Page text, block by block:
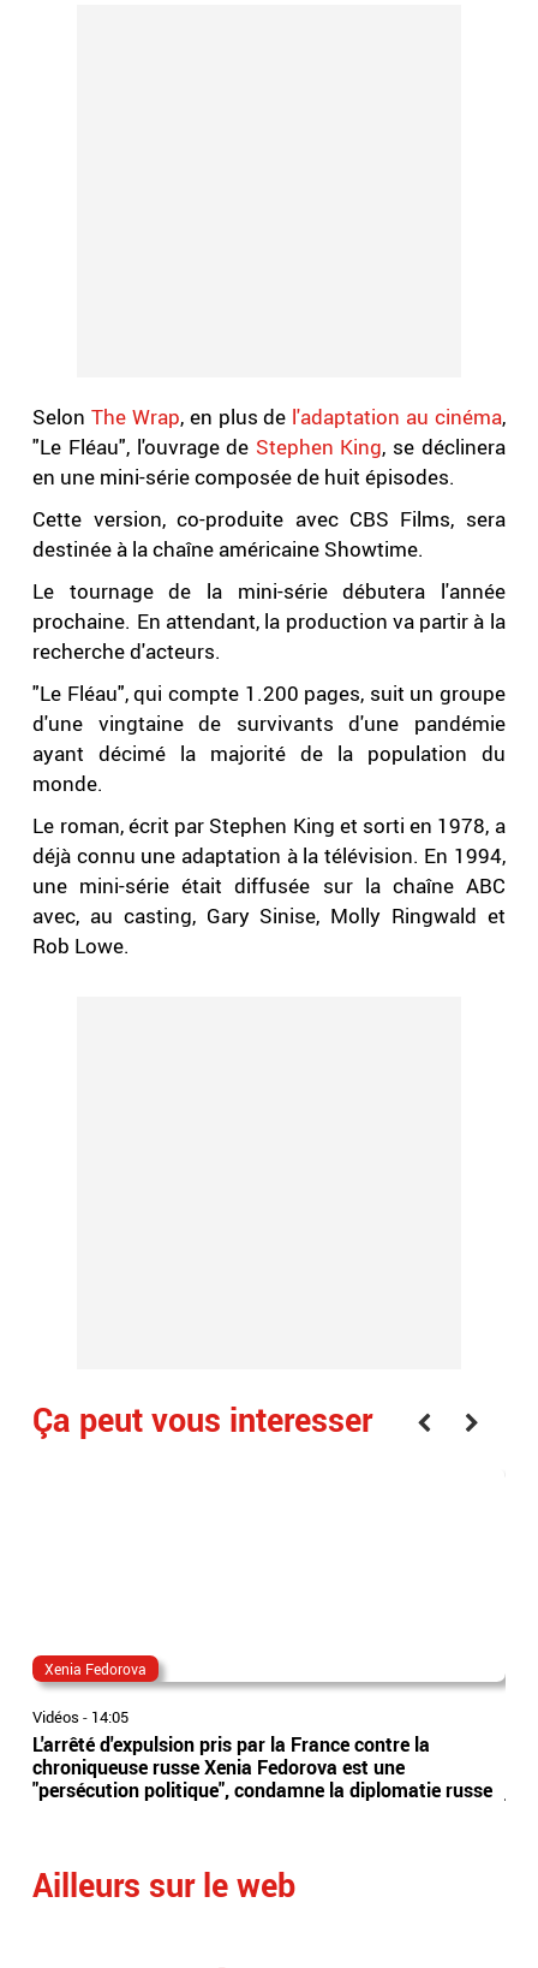
Selon The Wrap, en plus de l'adaptation au cinéma,
"Le Fléau", l'ouvrage de Stephen King, se déclinera
en une mini-série composée de huit épisodes.
Cette version, co-produite avec CBS Films, sera
destinée à la chaîne américaine Showtime.
Le tournage de la mini-série débutera l'année
prochaine. En attendant, la production va partir à la
recherche d'acteurs.
"Le Fléau", qui compte 1.200 pages, suit un groupe
d'une vingtaine de survivants d'une pandémie
ayant décimé la majorité de la population du
monde.
Le roman, écrit par Stephen King et sorti en 1978, a
déjà connu une adaptation à la télévision. En 1994,
une mini-série était diffusée sur la chaîne ABC
avec, au casting, Gary Sinise, Molly Ringwald et
Rob Lowe.
Ça peut vous interesser
Xenia Fedorova
Vidéos - 14:05
L'arrêté d'expulsion pris par la France contre la
chroniqueuse russe Xenia Fedorova est une
"persécution politique", condamne la diplomatie russe
Ailleurs sur le web